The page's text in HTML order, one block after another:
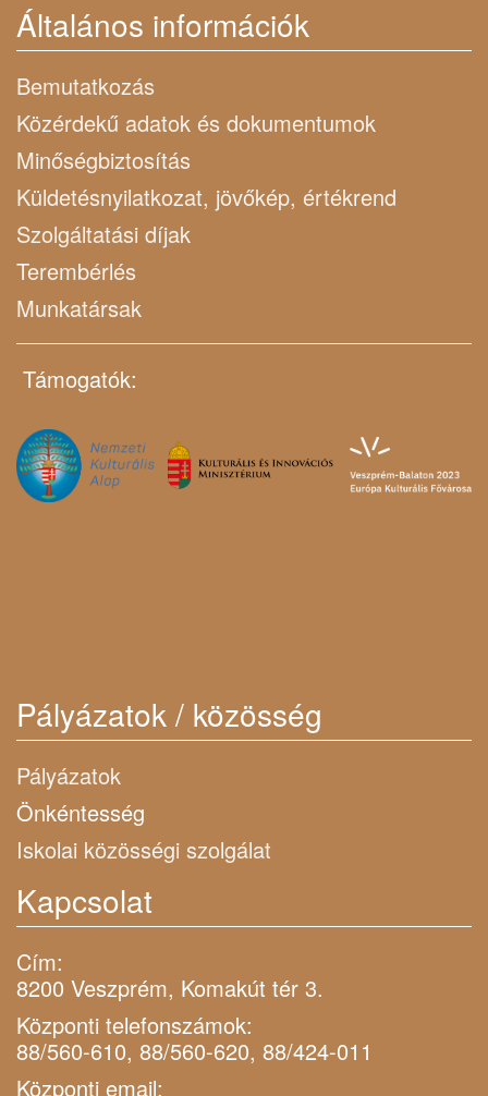
Általános információk
Bemutatkozás
Közérdekű adatok és dokumentumok
Minőségbiztosítás
Küldetésnyilatkozat, jövőkép, értékrend
Szolgáltatási díjak
Terembérlés
Munkatársak
Támogatók:
Pályázatok / közösség
Pályázatok
Önkéntesség
Iskolai közösségi szolgálat
Kapcsolat
Cím:
8200 Veszprém, Komakút tér 3.
Központi telefonszámok:
88/560-610, 88/560-620, 88/424-011
Központi email: